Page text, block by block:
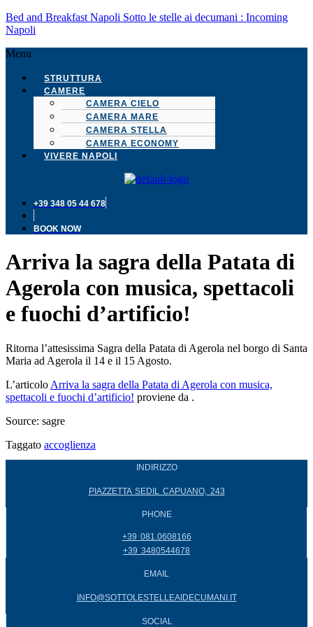
Bed and Breakfast Napoli Sotto le stelle ai decumani : Incoming
Napoli
Menu
STRUTTURA
CAMERE
CAMERA CIELO
CAMERA MARE
CAMERA STELLA
CAMERA ECONOMY
VIVERE NAPOLI
+39 348 05 44 678
BOOK NOW
Arriva la sagra della Patata di
Agerola con musica, spettacoli
e fuochi d’artificio!
Ritorna l’attesissima Sagra della Patata di Agerola nel borgo di Santa
Maria ad Agerola il 14 e il 15 Agosto.
L’articolo Arriva la sagra della Patata di Agerola con musica,
spettacoli e fuochi d’artificio! proviene da .
Source: sagre
Taggato accoglienza
INDIRIZZO
PIAZZETTA SEDIL CAPUANO, 243
PHONE
+39 081.0608166
+39 3480544678
EMAIL
INFO@SOTTOLESTELLEAIDECUMANI.IT
SOCIAL